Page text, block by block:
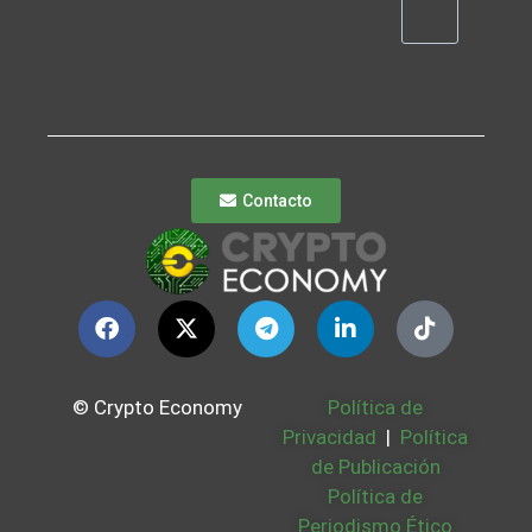
Contacto
© Crypto Economy
Política de
Privacidad | Política
de Publicación
Política de
Periodismo Ético